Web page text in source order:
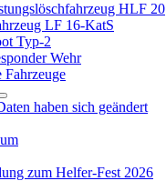
HLF 20
LF 16-KatS
Typ-2
Wehr
Fahrzeuge
haben sich geändert
zum Helfer-Fest 2026